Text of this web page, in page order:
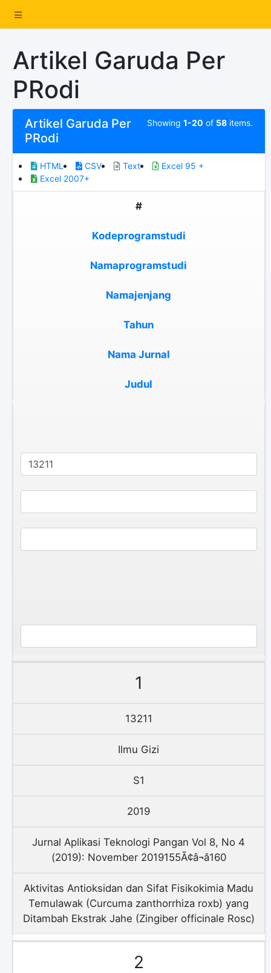
Artikel Garuda Per
PRodi
Showing 1-20 of 58items.
Artikel Garuda Per
PRodi
HTML CSV Text
Excel 95 +
Excel 2007+
#
Kodeprogramstudi
Namaprogramstudi
Namajenjang
Tahun
Nama Jurnal
Judul
1
13211
Ilmu Gizi
S1
2019
Jurnal Aplikasi Teknologi Pangan Vol 8, No 4
(2019): November 2019155Ã¢â¬â160
Aktivitas Antioksidan dan Sifat Fisikokimia Madu
Temulawak (Curcuma zanthorrhiza roxb) yang
Ditambah Ekstrak Jahe (Zingiber officinale Rosc)
2